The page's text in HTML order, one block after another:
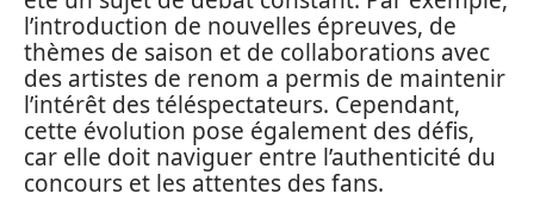
l’introduction de nouvelles épreuves, de
thèmes de saison et de collaborations avec
des artistes de renom a permis de maintenir
l’intérêt des téléspectateurs. Cependant,
cette évolution pose également des défis,
car elle doit naviguer entre l’authenticité du
concours et les attentes des fans.